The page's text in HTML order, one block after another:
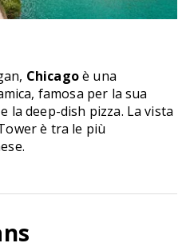
Chicagoè una
famosa per la sua
la deep-dish pizza. La vista
è tra le più